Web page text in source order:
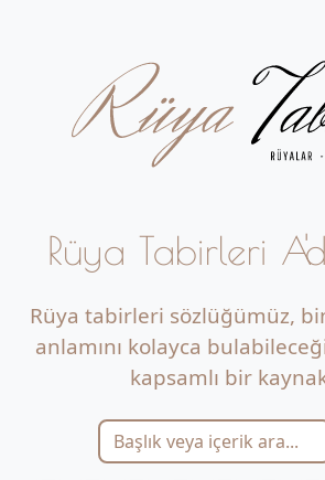
Rüya Tabirleri
Rüya tabirleri sözlüğümüz,
anlamını kolayca
kapsamlı bir